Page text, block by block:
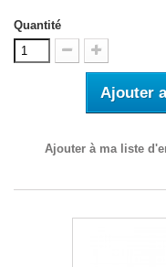
Quantité
Ajouter
Ajouter à ma liste